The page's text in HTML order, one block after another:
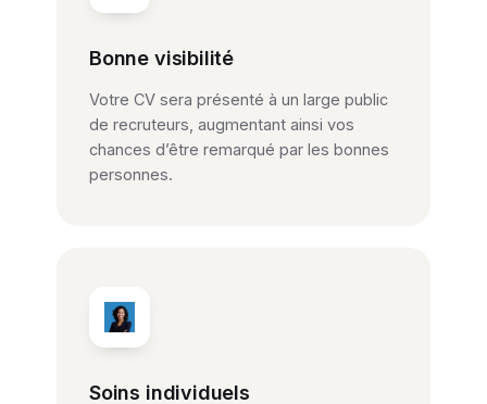
Bonne visibilité
Votre CV sera présenté à un large public
de recruteurs, augmentant ainsi vos
chances d’être remarqué par les bonnes
personnes.
Soins individuels